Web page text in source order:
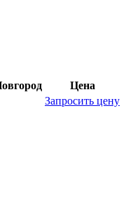
Цена
Запросить цену